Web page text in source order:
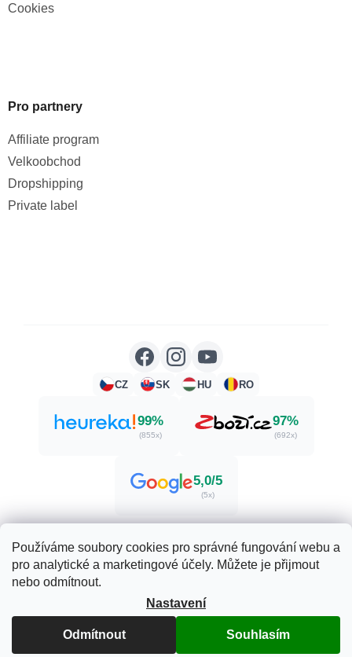
Používáme soubory cookies pro správné fungování webu a
pro analytické a marketingové účely. Můžete je přijmout
nebo odmítnout.
Nastavení
Odmítnout Souhlasím
Cookies
Pro partnery
Affiliate program
Velkoobchod
Dropshipping
Private label
CZ SK HU RO
99%
(855x)
97%
(692x)
5,0/5
(5x)
Vytvořil Shoptet
Copyright 2026Zdraví. Krása. Příroda.. Všechna práva
vyhrazena.
Upravit nastavení cookies